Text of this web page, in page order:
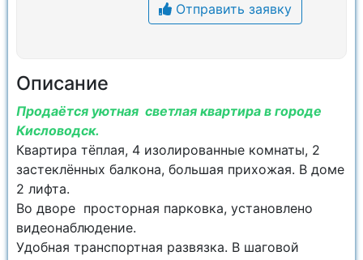
Отправить заявку
Описание
Продаётся уютная светлая квартира в городе
Кисловодск.
Квартира тёплая, 4 изолированные комнаты, 2
застеклённых балкона, большая прихожая. В доме
2 лифта.
Во дворе просторная парковка, установлено
видеонаблюдение.
Удобная транспортная развязка. В шаговой